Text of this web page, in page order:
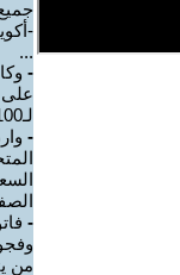
-
...
-
على
لـ100 طائرة مقاتلة ...
-
-
من